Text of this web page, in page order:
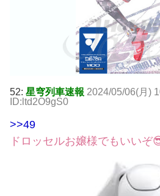
52: 星穹列車速報 2024/05/06(月)
ID:ltd2O9gS0
>>49
ドロッセルお嬢様でもいいぞ